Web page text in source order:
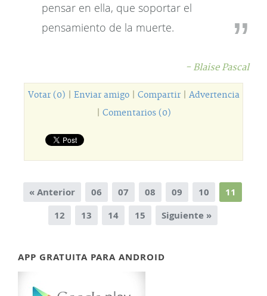
pensar en ella, que soportar el
pensamiento de la muerte.
- Blaise Pascal
Votar (0) Enviar amigo| Compartir| Advertencia
Comentarios (0)
« Anterior 06 07 08 09 10
11
12
13 14 15 Siguiente »
APP GRATUITA PARA ANDROID